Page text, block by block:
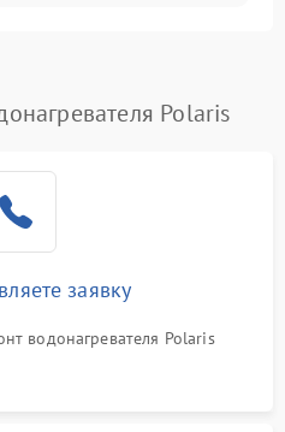
Polaris
заявку
водонагревателя Polaris